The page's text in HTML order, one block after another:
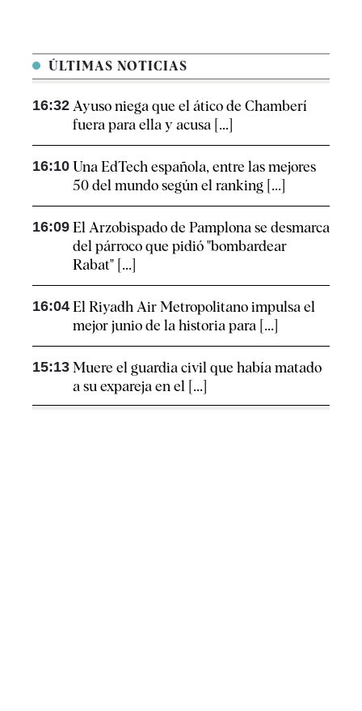
ÚLTIMAS NOTICIAS
16:32 Ayuso niega que el ático de Chamberí
fuera para ella y acusa [...]
16:10 Una EdTech española, entre las mejores
50 del mundo según el ranking [...]
16:09 El Arzobispado de Pamplona se desmarca
del párroco que pidió "bombardear
Rabat" [...]
16:04 El Riyadh Air Metropolitano impulsa el
mejor junio de la historia para [...]
15:13 Muere el guardia civil que había matado
a su expareja en el [...]